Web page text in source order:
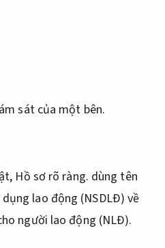
sát của một bên.
Hồ sơ rõ ràng. dùng tên
lao động (NSDLĐ) về
người lao động (NLĐ).